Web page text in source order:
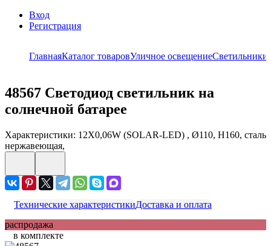
Вход
Регистрация
ГлавнаяКаталог товаровУличное освещениеСветильники
48567 Светодиод светильник на
солнечной батарее
Характеристики: 12X0,06W (SOLAR-LED) , Ø110, H160, сталь
нержавеющая,
Технические характеристикиДоставка и оплата
распродажа
в комплекте